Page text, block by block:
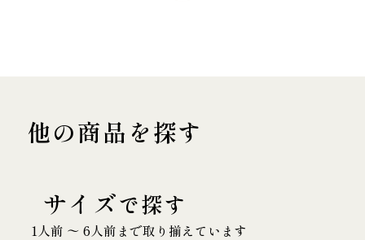
他の商品を探す
サイズで探す
1人前 〜 6人前まで取り揃えています